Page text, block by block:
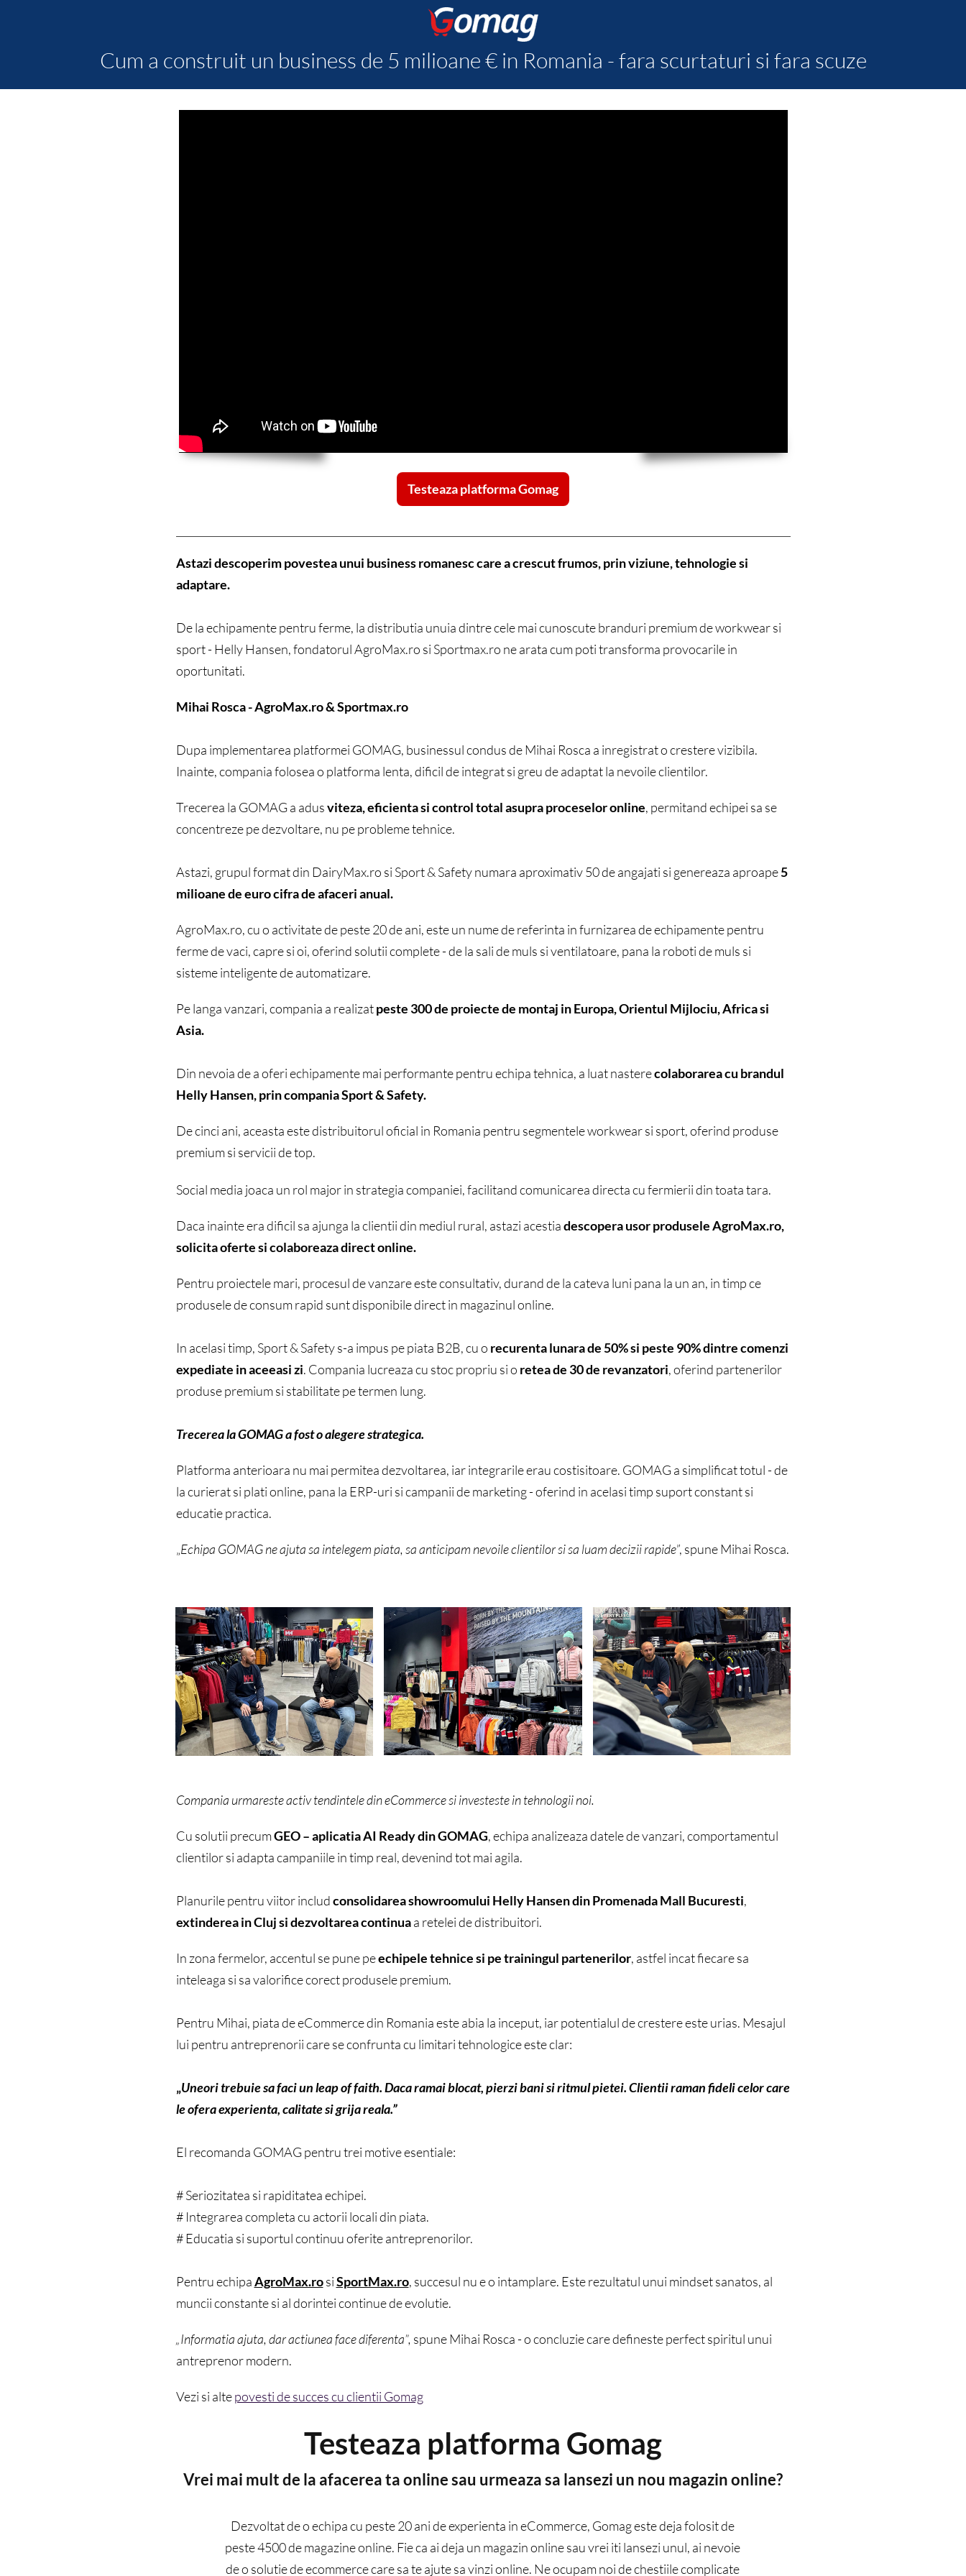
Cum a construit un business de 5 milioane € in Romania - fara scurtaturi si fara scuze
Testeaza platforma Gomag
Astazi descoperim povestea unui business romanesc care a crescut frumos, prin viziune, tehnologie si
adaptare.
De la echipamente pentru ferme, la distributia unuia dintre cele mai cunoscute branduri premium de workwear si
sport - Helly Hansen, fondatorul AgroMax.ro si Sportmax.ro ne arata cum poti transforma provocarile in
oportunitati.
Mihai Rosca - AgroMax.ro & Sportmax.ro
Dupa implementarea platformei GOMAG, businessul condus de Mihai Rosca a inregistrat o crestere vizibila.
Inainte, compania folosea o platforma lenta, dificil de integrat si greu de adaptat la nevoile clientilor.
Trecerea la GOMAG a adusviteza, eficienta si control total asupra proceselor online, permitand echipei sa se
concentreze pe dezvoltare, nu pe probleme tehnice.
Astazi, grupul format din DairyMax.ro si Sport & Safety numara aproximativ 50 de angajati si genereaza aproape5
milioane de euro cifra de afaceri anual.
AgroMax.ro, cu o activitate de peste 20 de ani, este un nume de referinta in furnizarea de echipamente pentru
ferme de vaci, capre si oi, oferind solutii complete - de la sali de muls si ventilatoare, pana la roboti de muls si
sisteme inteligente de automatizare.
Pe langa vanzari, compania a realizatpeste 300 de proiecte de montaj in Europa, Orientul Mijlociu, Africa si
Asia.
Din nevoia de a oferi echipamente mai performante pentru echipa tehnica, a luat nasterecolaborarea cu brandul
Helly Hansen, prin compania Sport & Safety.
De cinci ani, aceasta este distribuitorul oficial in Romania pentru segmentele workwear si sport, oferind produse
premium si servicii de top.
Social media joaca un rol major in strategia companiei, facilitand comunicarea directa cu fermierii din toata tara.
Daca inainte era dificil sa ajunga la clientii din mediul rural, astazi acestiadescopera usor produsele AgroMax.ro,
solicita oferte si colaboreaza direct online.
Pentru proiectele mari, procesul de vanzare este consultativ, durand de la cateva luni pana la un an, in timp ce
produsele de consum rapid sunt disponibile direct in magazinul online.
In acelasi timp, Sport & Safety s-a impus pe piata B2B, cu o recurenta lunara de 50% si peste 90% dintre comenzi
expediate in aceeasi zi. Compania lucreaza cu stoc propriu si o retea de 30 de revanzatori, oferind partenerilor
produse premium si stabilitate pe termen lung.
Trecerea la GOMAG a fost o alegere strategica.
Platforma anterioara nu mai permitea dezvoltarea, iar integrarile erau costisitoare. GOMAG a simplificat totul - de
la curierat si plati online, pana la ERP-uri si campanii de marketing - oferind in acelasi timp suport constant si
educatie practica.
„Echipa GOMAG ne ajuta sa intelegem piata, sa anticipam nevoile clientilor si sa luam decizii rapide”, spune Mihai Rosca.
Compania urmareste activ tendintele din eCommerce si investeste in tehnologii noi.
Cu solutii precumGEO – aplicatia AI Ready din GOMAG, echipa analizeaza datele de vanzari, comportamentul
clientilor si adapta campaniile in timp real, devenind tot mai agila.
Planurile pentru viitor includconsolidarea showroomului Helly Hansen din Promenada Mall Bucuresti,
extinderea in Cluj si dezvoltarea continuaa retelei de distribuitori.
In zona fermelor, accentul se pune peechipele tehnice si pe trainingul partenerilor, astfel incat fiecare sa
inteleaga si sa valorifice corect produsele premium.
Pentru Mihai, piata de eCommerce din Romania este abia la inceput, iar potentialul de crestere este urias. Mesajul
lui pentru antreprenorii care se confrunta cu limitari tehnologice este clar:
„Uneori trebuie sa faci un leap of faith. Daca ramai blocat, pierzi bani si ritmul pietei. Clientii raman fideli celor care
le ofera experienta, calitate si grija reala.”
El recomanda GOMAG pentru trei motive esentiale:
# Seriozitatea si rapiditatea echipei.
# Integrarea completa cu actorii locali din piata.
# Educatia si suportul continuu oferite antreprenorilor.
Pentru echipaAgroMax.rosiSportMax.ro, succesul nu e o intamplare. Este rezultatul unui mindset sanatos, al
muncii constante si al dorintei continue de evolutie.
„Informatia ajuta, dar actiunea face diferenta”, spune Mihai Rosca - o concluzie care defineste perfect spiritul unui
antreprenor modern.
Vezi si altepovesti de succes cu clientii Gomag
Testeaza platforma Gomag
Vrei mai mult de la afacerea ta online sau urmeaza sa lansezi un nou magazin online?
Dezvoltat de o echipa cu peste 20 ani de experienta in eCommerce, Gomag este deja folosit de
peste 4500 de magazine online. Fie ca ai deja un magazin online sau vrei iti lansezi unul, ai nevoie
de o solutie de ecommerce care sa te ajute sa vinzi online. Ne ocupam noi de chestiile complicate